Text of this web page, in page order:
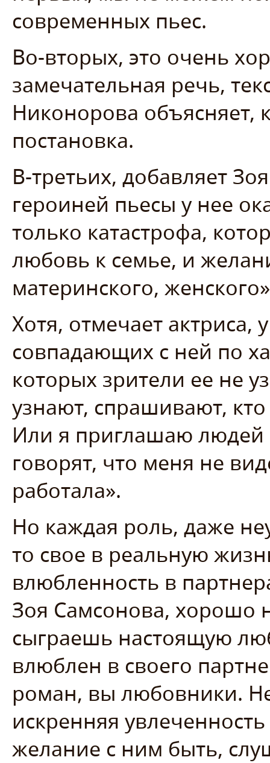
современных пьес.
Во-вторых, это очень
замечательная речь,
Никонорова объясняет,
постановка.
В-третьих, добавляет
героиней пьесы у нее
только катастрофа,
любовь к семье, и
материнского,
Хотя, отмечает актриса,
совпадающих с ней по
которых зрители ее не
узнают, спрашивают,
Или я приглашаю людей
говорят, что меня не
работала».
Но каждая роль, даже
то свое в реальную
влюбленность в
Зоя Самсонова, хорошо
сыграешь настоящую
влюблен в своего
роман, вы любовники.
искренняя
желание с ним быть,